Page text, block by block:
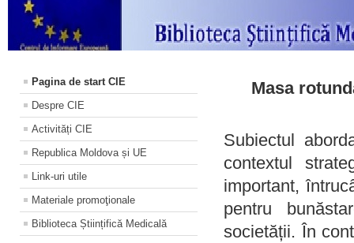
Pagina de start CIE
Despre CIE
Activități CIE
Republica Moldova și UE
Link-uri utile
Materiale promoţionale
Biblioteca Științifică Medicală
Masa
Subiectul
contextul
important,
pentru
societății. În